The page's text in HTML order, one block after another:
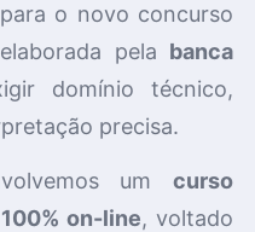
o novo concurso
pela banca
domínio técnico,
precisa.
umcurso
on-line, voltado